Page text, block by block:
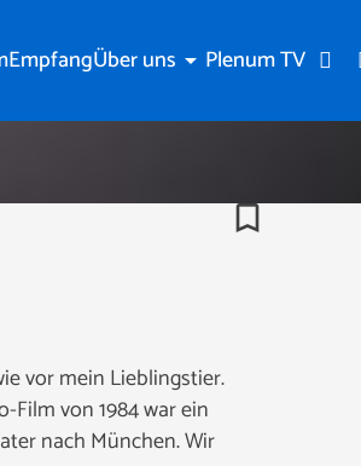
EmpfangÜber uns arrow_drop_down Plenum TV
bookmark_border
vor mein Lieblingstier.
Film von 1984 war ein
nach München. Wir